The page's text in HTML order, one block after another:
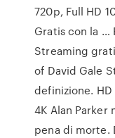
720p, Full HD
Gratis con la …
Streaming
of David Gale
definizione. HD
4K Alan
pena di morte.